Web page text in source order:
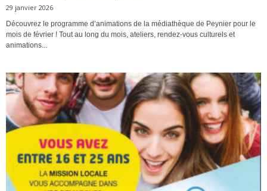
29 janvier 2026
Découvrez le programme d’animations de la médiathèque de Peynier pour le
mois de février ! Tout au long du mois, ateliers, rendez-vous culturels et
animations...